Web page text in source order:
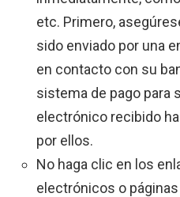
etc. Primero,
sido enviado por una
en contacto con su
sistema de pago para
electrónico recibido
por ellos.
No haga clic en los
electrónicos o